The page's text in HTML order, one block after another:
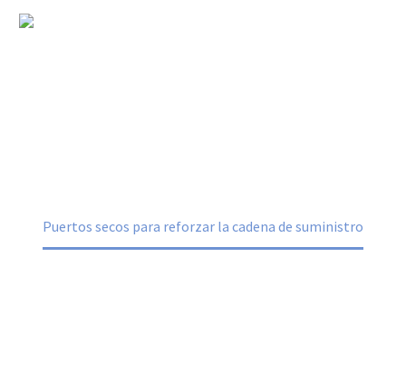
Puertos secos para reforzar la cadena de suministro